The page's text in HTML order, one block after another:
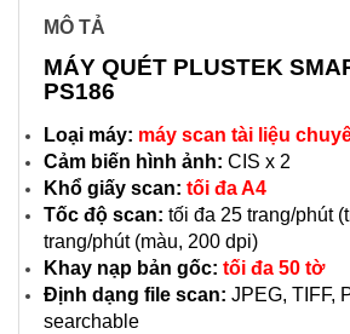
MÔ TẢ
MÁY QUÉT PLUSTEK
PS186
Loại máy: máy scan tài liệu
Cảm biến hình ảnh: CIS x 2
Khổ giấy scan: tối đa A4
Tốc độ scan: tối đa 25 trang/phút
trang/phút (màu, 200 dpi)
Khay nạp bản gốc: tối đa 50 tờ
Định dạng file scan: JPEG, TIFF,
searchable